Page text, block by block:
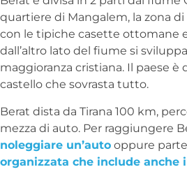
quartiere di Mangalem, la zona
con le tipiche casette ottomane
dall’altro lato del fiume si
maggioranza cristiana. Il paese è
castello che sovrasta tutto.
Berat dista da Tirana 100 km,
mezza di auto. Per raggiungere
noleggiare un’auto oppure
organizzata che include anche